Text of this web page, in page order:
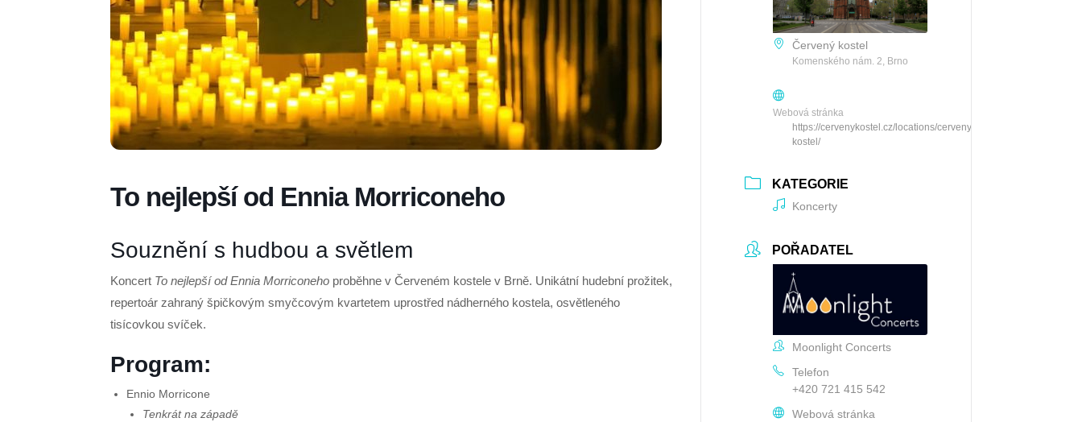
To nejlepší od Ennia Morriconeho
Souznění s hudbou a světlem
Koncert To nejlepší od Ennia Morriconeho proběhne v Červeném kostele v Brně. Unikátní hudební prožitek,
repertoár zahraný špičkovým smyčcovým kvartetem uprostřed nádherného kostela, osvětleného
tisícovkou svíček.
Program:
Ennio Morricone
Tenkrát na západě
Červený kostel
Komenského nám. 2, Brno
Webová stránka
https://cervenykostel.cz/locations/cerveny-
kostel/
KATEGORIE
Koncerty
POŘADATEL
Moonlight Concerts
Telefon
+420 721 415 542
Webová stránka